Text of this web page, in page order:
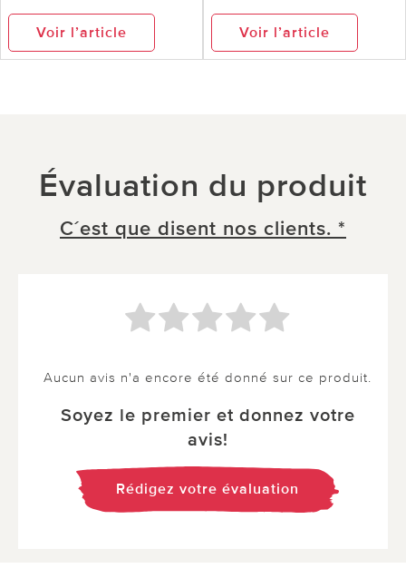
Voir l’article Voir l’article
Évaluation du produit
C´est que disent nos clients. *
Aucun avis n'a encore été donné sur ce produit.
Soyez le premier et donnez votre
avis!
Rédigez votre évaluation